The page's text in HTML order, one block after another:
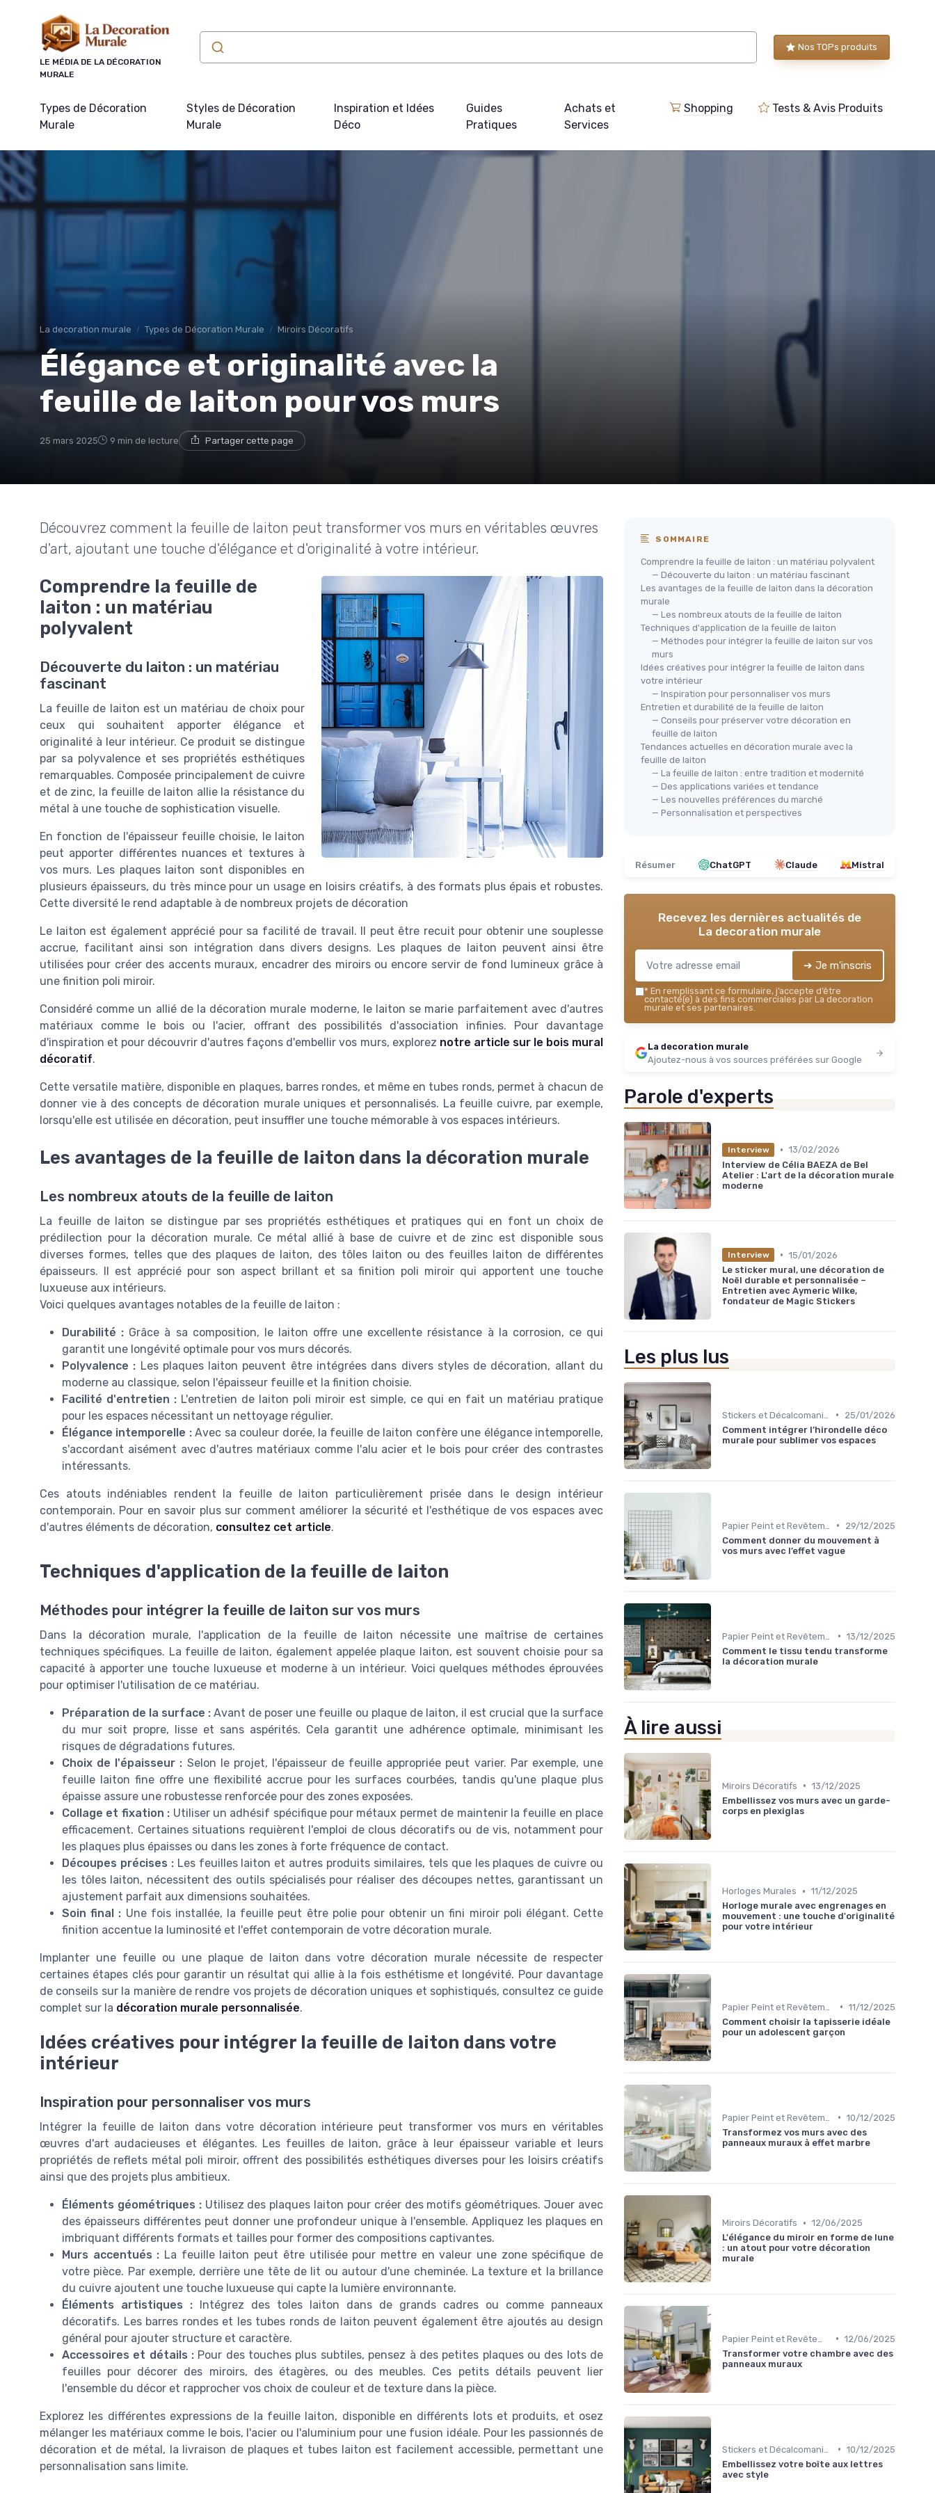
LE MÉDIA DE LA DÉCORATION
MURALE
Nos TOPs produits
Types de Décoration
Murale
Styles de Décoration
Murale
Inspiration et Idées
Déco
Guides
Pratiques
Achats et
Services
Shopping Tests & Avis Produits
La decoration murale Types de Décoration Murale Miroirs Décoratifs
Élégance et originalité avec la
feuille de laiton pour vos murs
25 mars 2025 9 min de lecture Partager cette page
Découvrez comment la feuille de laiton peut transformer vos murs en véritables œuvres
d'art, ajoutant une touche d'élégance et d'originalité à votre intérieur.
Comprendre la feuille de
laiton : un matériau
polyvalent
Découverte du laiton : un matériau
fascinant
La feuille de laiton est un matériau de choix pour
ceux qui souhaitent apporter élégance et
originalité à leur intérieur. Ce produit se distingue
par sa polyvalence et ses propriétés esthétiques
remarquables. Composée principalement de cuivre
et de zinc, la feuille de laiton allie la résistance du
métal à une touche de sophistication visuelle.
En fonction de l'épaisseur feuille choisie, le laiton
peut apporter différentes nuances et textures à
vos murs. Les plaques laiton sont disponibles en
plusieurs épaisseurs, du très mince pour un usage en loisirs créatifs, à des formats plus épais et robustes.
Cette diversité le rend adaptable à de nombreux projets de décoration
Le laiton est également apprécié pour sa facilité de travail. Il peut être recuit pour obtenir une souplesse
accrue, facilitant ainsi son intégration dans divers designs. Les plaques de laiton peuvent ainsi être
utilisées pour créer des accents muraux, encadrer des miroirs ou encore servir de fond lumineux grâce à
une finition poli miroir.
Considéré comme un allié de la décoration murale moderne, le laiton se marie parfaitement avec d'autres
matériaux comme le bois ou l'acier, offrant des possibilités d'association infinies. Pour davantage
d'inspiration et pour découvrir d'autres façons d'embellir vos murs, explorez notre article sur le bois mural
décoratif.
Cette versatile matière, disponible en plaques, barres rondes, et même en tubes ronds, permet à chacun de
donner vie à des concepts de décoration murale uniques et personnalisés. La feuille cuivre, par exemple,
lorsqu'elle est utilisée en décoration, peut insuffler une touche mémorable à vos espaces intérieurs.
Les avantages de la feuille de laiton dans la décoration murale
Les nombreux atouts de la feuille de laiton
La feuille de laiton se distingue par ses propriétés esthétiques et pratiques qui en font un choix de
prédilection pour la décoration murale. Ce métal allié à base de cuivre et de zinc est disponible sous
diverses formes, telles que des plaques de laiton, des tôles laiton ou des feuilles laiton de différentes
épaisseurs. Il est apprécié pour son aspect brillant et sa finition poli miroir qui apportent une touche
luxueuse aux intérieurs.
Voici quelques avantages notables de la feuille de laiton :
Durabilité : Grâce à sa composition, le laiton offre une excellente résistance à la corrosion, ce qui
garantit une longévité optimale pour vos murs décorés.
Polyvalence : Les plaques laiton peuvent être intégrées dans divers styles de décoration, allant du
moderne au classique, selon l'épaisseur feuille et la finition choisie.
Facilité d'entretien : L'entretien de laiton poli miroir est simple, ce qui en fait un matériau pratique
pour les espaces nécessitant un nettoyage régulier.
Élégance intemporelle :Avec sa couleur dorée, la feuille de laiton confère une élégance intemporelle,
s'accordant aisément avec d'autres matériaux comme l'alu acier et le bois pour créer des contrastes
intéressants.
Ces atouts indéniables rendent la feuille de laiton particulièrement prisée dans le design intérieur
contemporain. Pour en savoir plus sur comment améliorer la sécurité et l'esthétique de vos espaces avec
d'autres éléments de décoration, consultez cet article.
Techniques d'application de la feuille de laiton
Méthodes pour intégrer la feuille de laiton sur vos murs
Dans la décoration murale, l'application de la feuille de laiton nécessite une maîtrise de certaines
techniques spécifiques. La feuille de laiton, également appelée plaque laiton, est souvent choisie pour sa
capacité à apporter une touche luxueuse et moderne à un intérieur. Voici quelques méthodes éprouvées
pour optimiser l'utilisation de ce matériau.
Préparation de la surface : Avant de poser une feuille ou plaque de laiton, il est crucial que la surface
du mur soit propre, lisse et sans aspérités. Cela garantit une adhérence optimale, minimisant les
risques de dégradations futures.
Choix de l'épaisseur : Selon le projet, l'épaisseur de feuille appropriée peut varier. Par exemple, une
feuille laiton fine offre une flexibilité accrue pour les surfaces courbées, tandis qu'une plaque plus
épaisse assure une robustesse renforcée pour des zones exposées.
Collage et fixation : Utiliser un adhésif spécifique pour métaux permet de maintenir la feuille en place
efficacement. Certaines situations requièrent l'emploi de clous décoratifs ou de vis, notamment pour
les plaques plus épaisses ou dans les zones à forte fréquence de contact.
Découpes précises :Les feuilles laiton et autres produits similaires, tels que les plaques de cuivre ou
les tôles laiton, nécessitent des outils spécialisés pour réaliser des découpes nettes, garantissant un
ajustement parfait aux dimensions souhaitées.
Soin final : Une fois installée, la feuille peut être polie pour obtenir un fini miroir poli élégant. Cette
finition accentue la luminosité et l'effet contemporain de votre décoration murale.
Implanter une feuille ou une plaque de laiton dans votre décoration murale nécessite de respecter
certaines étapes clés pour garantir un résultat qui allie à la fois esthétisme et longévité. Pour davantage
de conseils sur la manière de rendre vos projets de décoration uniques et sophistiqués, consultez ce guide
complet sur la décoration murale personnalisée.
Idées créatives pour intégrer la feuille de laiton dans votre
intérieur
Inspiration pour personnaliser vos murs
Intégrer la feuille de laiton dans votre décoration intérieure peut transformer vos murs en véritables
œuvres d'art audacieuses et élégantes. Les feuilles de laiton, grâce à leur épaisseur variable et leurs
propriétés de reflets métal poli miroir, offrent des possibilités esthétiques diverses pour les loisirs créatifs
ainsi que des projets plus ambitieux.
Éléments géométriques :Utilisez des plaques laiton pour créer des motifs géométriques. Jouer avec
des épaisseurs différentes peut donner une profondeur unique à l'ensemble. Appliquez les plaques en
imbriquant différents formats et tailles pour former des compositions captivantes.
Murs accentués : La feuille laiton peut être utilisée pour mettre en valeur une zone spécifique de
votre pièce. Par exemple, derrière une tête de lit ou autour d'une cheminée. La texture et la brillance
du cuivre ajoutent une touche luxueuse qui capte la lumière environnante.
Éléments artistiques : Intégrez des toles laiton dans de grands cadres ou comme panneaux
décoratifs. Les barres rondes et les tubes ronds de laiton peuvent également être ajoutés au design
général pour ajouter structure et caractère.
Accessoires et détails : Pour des touches plus subtiles, pensez à des petites plaques ou des lots de
feuilles pour décorer des miroirs, des étagères, ou des meubles. Ces petits détails peuvent lier
l'ensemble du décor et rapprocher vos choix de couleur et de texture dans la pièce.
Explorez les différentes expressions de la feuille laiton, disponible en différents lots et produits, et osez
mélanger les matériaux comme le bois, l'acier ou l'aluminium pour une fusion idéale. Pour les passionnés de
décoration et de métal, la livraison de plaques et tubes laiton est facilement accessible, permettant une
personnalisation sans limite.
SOMMAIRE
Comprendre la feuille de laiton : un matériau polyvalent
— Découverte du laiton : un matériau fascinant
Les avantages de la feuille de laiton dans la décoration
murale
— Les nombreux atouts de la feuille de laiton
Techniques d'application de la feuille de laiton
— Méthodes pour intégrer la feuille de laiton sur vos
murs
Idées créatives pour intégrer la feuille de laiton dans
votre intérieur
— Inspiration pour personnaliser vos murs
Entretien et durabilité de la feuille de laiton
— Conseils pour préserver votre décoration en
feuille de laiton
Tendances actuelles en décoration murale avec la
feuille de laiton
— La feuille de laiton : entre tradition et modernité
— Des applications variées et tendance
— Les nouvelles préférences du marché
— Personnalisation et perspectives
Résumer ChatGPT Claude Mistral
Recevez les dernières actualités de
La decoration murale
➔ Je m'inscris
* En remplissant ce formulaire, j’accepte d’être
contacté(e) à des fins commerciales par La decoration
murale et ses partenaires.
La decoration murale
Ajoutez-nous à vos sources préférées sur Google
Parole d'experts
Interview • 13/02/2026
Interview de Célia BAEZA de Bel
Atelier : L'art de la décoration murale
moderne
Interview • 15/01/2026
Le sticker mural, une décoration de
Noël durable et personnalisée –
Entretien avec Aymeric Wilke,
fondateur de Magic Stickers
Les plus lus
•
25/01/2026
Comment intégrer l’hirondelle déco
murale pour sublimer vos espaces
•
29/12/2025
Comment donner du mouvement à
vos murs avec l’effet vague
• 13/12/2025
Comment le tissu tendu transforme
la décoration murale
À lire aussi
Miroirs Décoratifs • 13/12/2025
Embellissez vos murs avec un garde-
corps en plexiglas
Horloges Murales • 11/12/2025
Horloge murale avec engrenages en
mouvement : une touche d'originalité
pour votre intérieur
• 11/12/2025
Comment choisir la tapisserie idéale
pour un adolescent garçon
• 10/12/2025
Transformez vos murs avec des
panneaux muraux à effet marbre
Miroirs Décoratifs • 12/06/2025
L'élégance du miroir en forme de lune
: un atout pour votre décoration
murale
• 12/06/2025
Transformer votre chambre avec des
panneaux muraux
• 10/12/2025
Embellissez votre boîte aux lettres
avec style